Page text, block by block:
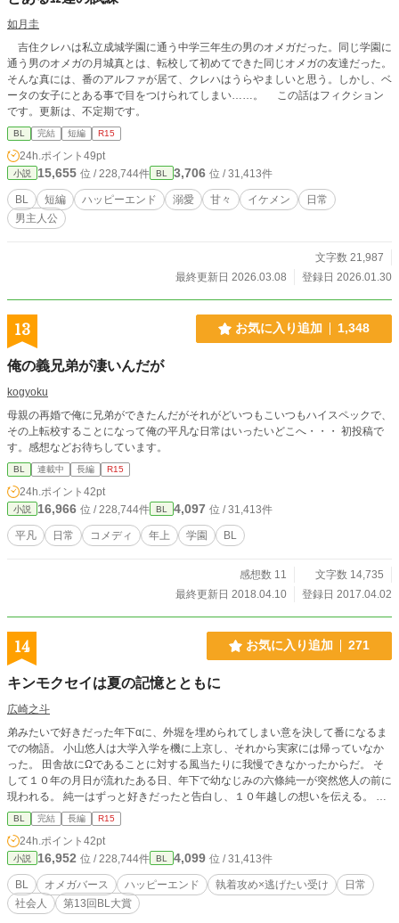
如月圭
吉住クレハは私立成城学園に通う中学三年生の男のオメガだった。同じ学園に
通う男のオメガの月城真とは、転校して初めてできた同じオメガの友達だった。
そんな真には、番のアルファが居て、クレハはうらやましいと思う。しかし、ベ
ータの女子にとある事で目をつけられてしまい……。 この話はフィクション
です。更新は、不定期です。
BL 完結 短編 R15
24h.ポイント 49pt
小説 15,655 位 / 228,744件 BL 3,706 位 / 31,413件
BL 短編 ハッピーエンド 溺愛 甘々 イケメン
日常
男主人公
文字数 21,987
最終更新日 2026.03.08
登録日 2026.01.30
13 お気に入り追加 1,348
俺の義兄弟が凄いんだが
kogyoku
母親の再婚で俺に兄弟ができたんだがそれがどいつもこいつもハイスペックで、
その上転校することになって俺の平凡な日常はいったいどこへ・・・ 初投稿で
す。感想などお待ちしています。
BL 連載中 長編 R15
24h.ポイント 42pt
小説 16,966 位 / 228,744件 BL 4,097 位 / 31,413件
平凡 日常 コメディ 年上 学園 BL
感想数 11
文字数 14,735
最終更新日 2018.04.10
登録日 2017.04.02
14 お気に入り追加 271
キンモクセイは夏の記憶とともに
広崎之斗
弟みたいで好きだった年下αに、外堀を埋められてしまい意を決して番になるま
での物語。 小山悠人は大学入学を機に上京し、それから実家には帰っていなか
った。 田舎故にΩであることに対する風当たりに我慢できなかったからだ。 そ
して１０年の月日が流れたある日、年下で幼なじみの六條純一が突然悠人の前に
現われる。 純一はずっと好きだったと告白し、１０年越しの想いを伝える。 し
かし純一はαであり、立派に仕事もしていて、なにより見た目だって良い。 「俺
になんてもったいない！」 素直になれない年上Ωと、執着系年下αを取り巻く人
達との、ハッピーエンドまでの物語。 性描写のある話は【※】をつけていきま
す。
BL 完結 長編 R15
24h.ポイント 42pt
小説 16,952 位 / 228,744件 BL 4,099 位 / 31,413件
BL オメガバース ハッピーエンド 執着攻め×逃げたい受け
日常
社会人
第13回BL大賞